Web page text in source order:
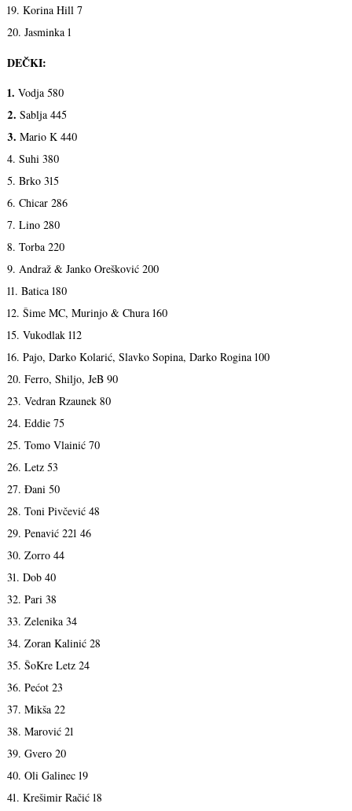
19. Korina Hill 7
20. Jasminka 1
DEČKI:
1. Vodja 580
2. Sablja 445
3. Mario K 440
4. Suhi 380
5. Brko 315
6. Chicar 286
7. Lino 280
8. Torba 220
9. Andraž & Janko Orešković 200
11. Batica 180
12. Šime MC, Murinjo & Chura 160
15. Vukodlak 112
16. Pajo, Darko Kolarić, Slavko Sopina, Darko Rogina 100
20. Ferro, Shiljo, JeB 90
23. Vedran Rzaunek 80
24. Eddie 75
25. Tomo Vlainić 70
26. Letz 53
27. Đani 50
28. Toni Pivčević 48
29. Penavić 221 46
30. Zorro 44
31. Dob 40
32. Pari 38
33. Zelenika 34
34. Zoran Kalinić 28
35. ŠoKre Letz 24
36. Pećot 23
37. Mikša 22
38. Marović 21
39. Gvero 20
40. Oli Galinec 19
41. Krešimir Račić 18